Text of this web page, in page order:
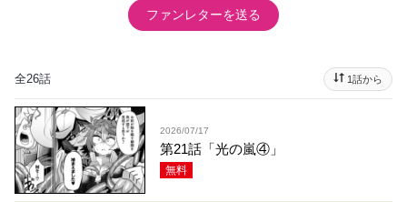
ファンレターを送る
全26話 1話から
2026/07/17
第21話「光の嵐④」
無料